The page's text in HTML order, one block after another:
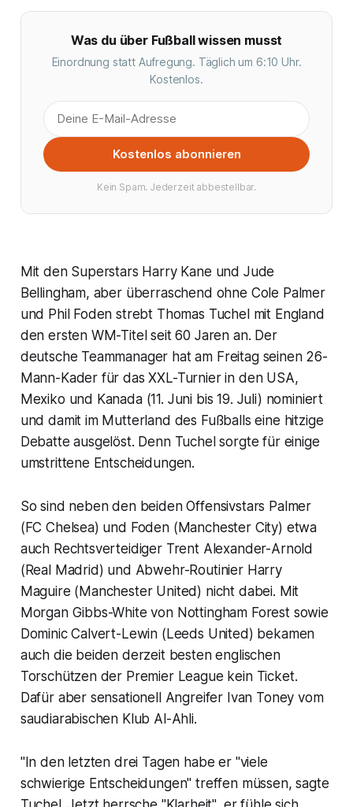
Was du über Fußball wissen musst
Einordnung statt Aufregung. Täglich um 6:10 Uhr.
Kostenlos.
Kostenlos abonnieren
Kein Spam. Jederzeit abbestellbar.
Mit den Superstars Harry Kane und Jude
Bellingham, aber überraschend ohne Cole Palmer
und Phil Foden strebt Thomas Tuchel mit England
den ersten WM-Titel seit 60 Jaren an. Der
deutsche Teammanager hat am Freitag seinen 26-
Mann-Kader für das XXL-Turnier in den USA,
Mexiko und Kanada (11. Juni bis 19. Juli) nominiert
und damit im Mutterland des Fußballs eine hitzige
Debatte ausgelöst. Denn Tuchel sorgte für einige
umstrittene Entscheidungen.
So sind neben den beiden Offensivstars Palmer
(FC Chelsea) und Foden (Manchester City) etwa
auch Rechtsverteidiger Trent Alexander-Arnold
(Real Madrid) und Abwehr-Routinier Harry
Maguire (Manchester United) nicht dabei. Mit
Morgan Gibbs-White von Nottingham Forest sowie
Dominic Calvert-Lewin (Leeds United) bekamen
auch die beiden derzeit besten englischen
Torschützen der Premier League kein Ticket.
Dafür aber sensationell Angreifer Ivan Toney vom
saudiarabischen Klub Al-Ahli.
"In den letzten drei Tagen habe er "viele
schwierige Entscheidungen" treffen müssen, sagte